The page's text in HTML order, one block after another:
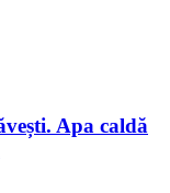
Apa caldă